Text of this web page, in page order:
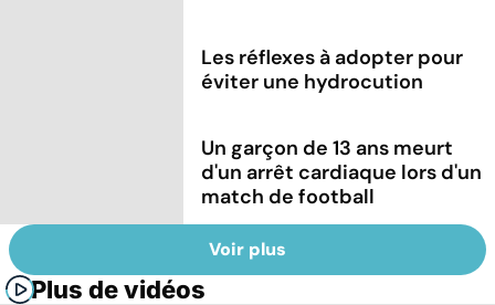
Les réflexes à adopter pour
éviter une hydrocution
Un garçon de 13 ans meurt
d'un arrêt cardiaque lors d'un
match de football
Voir plus
Plus de vidéos